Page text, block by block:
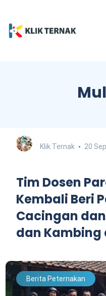
Klik Ternak 20
Tim Dosen
Kembali Beri
Cacingan
dan
Berita Peternakan